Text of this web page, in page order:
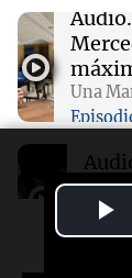
00:16
Clima
Audio.
Una
de